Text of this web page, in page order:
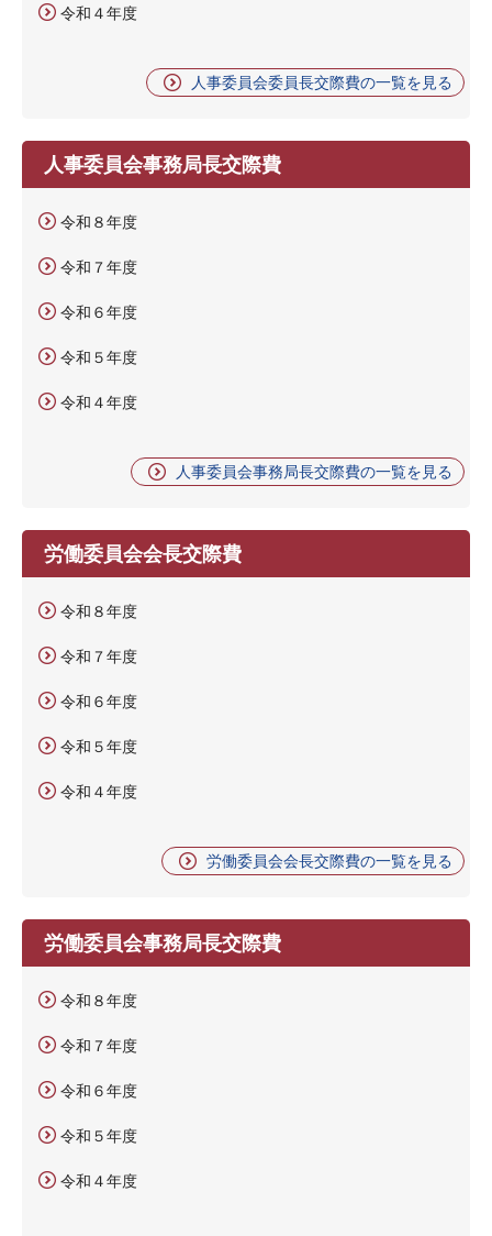
令和４年度
人事委員会委員長交際費の一覧を見る
人事委員会事務局長交際費
令和８年度
令和７年度
令和６年度
令和５年度
令和４年度
人事委員会事務局長交際費の一覧を見る
労働委員会会長交際費
令和８年度
令和７年度
令和６年度
令和５年度
令和４年度
労働委員会会長交際費の一覧を見る
労働委員会事務局長交際費
令和８年度
令和７年度
令和６年度
令和５年度
令和４年度